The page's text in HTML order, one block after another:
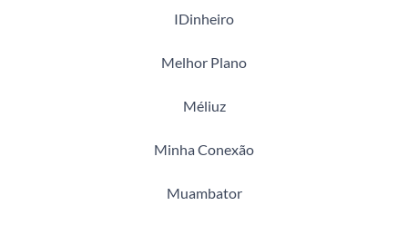
IDinheiro
Melhor Plano
Méliuz
Minha Conexão
Muambator